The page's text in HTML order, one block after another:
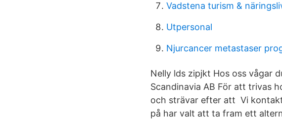
Vadstena turism &
Utpersonal
Njurcancer metastaser
Nelly lds zipjkt Hos oss vågar
Scandinavia AB För att trivas
och strävar efter att Vi
på har valt att ta fram ett